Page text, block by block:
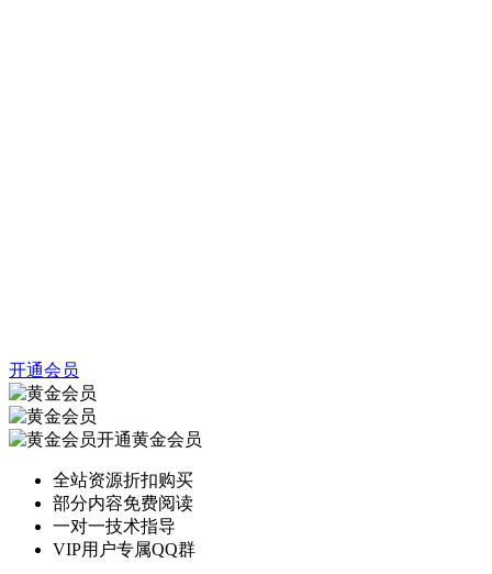
开通会员
开通黄金会员
全站资源折扣购买
部分内容免费阅读
一对一技术指导
VIP用户专属QQ群